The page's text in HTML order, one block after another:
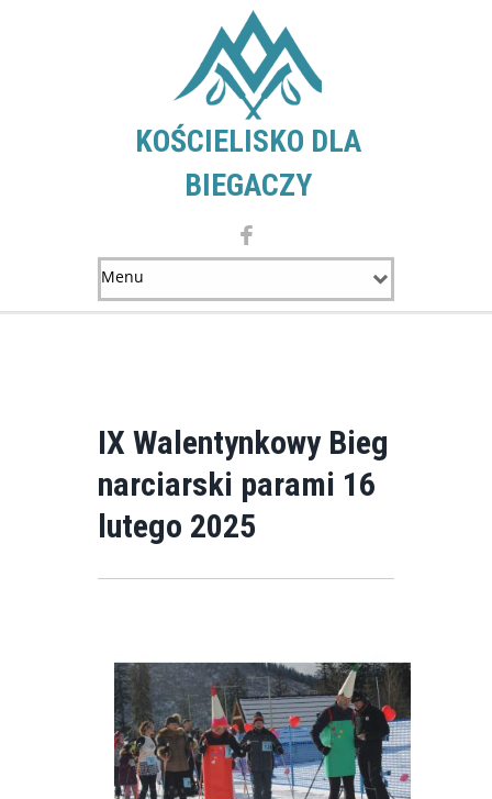
KOŚCIELISKO DLA
BIEGACZY
IX Walentynkowy Bieg
narciarski parami 16
lutego 2025